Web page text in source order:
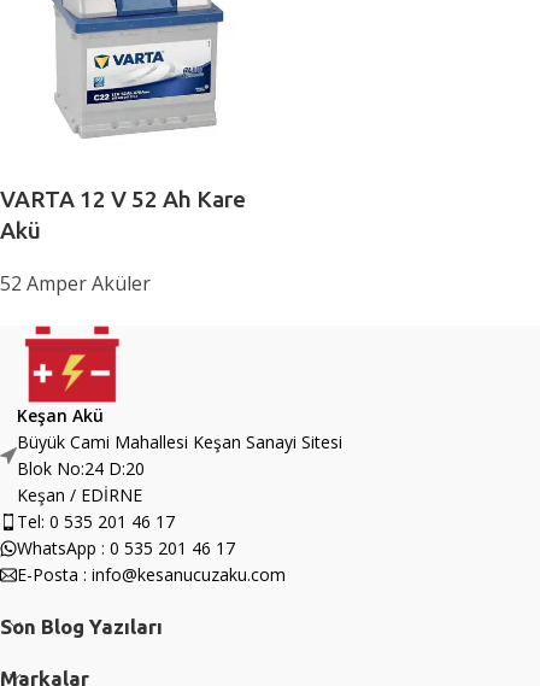
VARTA 12 V 52 Ah Kare
Akü
52 Amper Aküler
Keşan Akü
Büyük Cami Mahallesi Keşan Sanayi Sitesi
Blok No:24 D:20
Keşan / EDİRNE
Tel: 0 535 201 46 17
WhatsApp : 0 535 201 46 17
E-Posta : info@kesanucuzaku.com
Son Blog Yazıları
Markalar